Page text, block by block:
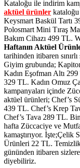
Kataloğu ile indirim
aktüel ürünler
Keysmart Baskül Tartı
Polosmart Mini Tıraş
Bakım Cihazı 499 TL.
Haftanın Aktüel
tarihinden itibaren
Giyim grubunda;
Kadın Eşofman Altı
329 TL. Kadın Omuz
kampanyaları içinde
aktüel ürünleri; Chef’s
439 TL. Chef’s Krep
Chef’s Tava 289 TL.
hafta Züccaciye ve
kamaştırıyor. İşte;Çelik
Ürünleri 22 TL.
gününden itibaren
diyebiliriz.